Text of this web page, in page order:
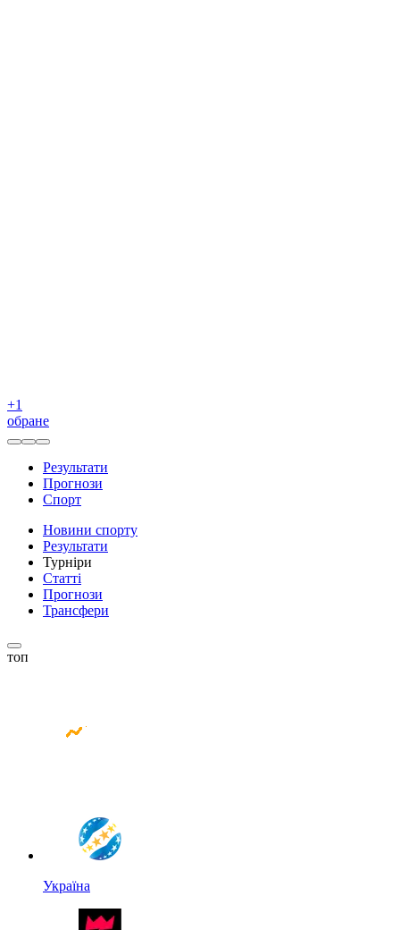
+1
обране
Результати
Прогнози
Спорт
Новини спорту
Результати
Турніри
Статті
Прогнози
Трансфери
топ
Україна